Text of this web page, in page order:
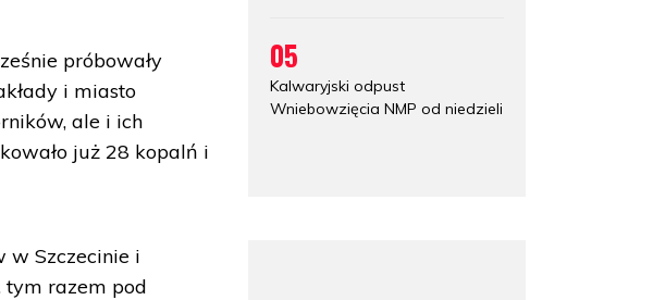
próbowały
i miasto
ale i ich
już 28 kopalń i
w Szczecinie i
tym razem pod
05
Kalwaryjski odpust
Wniebowzięcia NMP od niedzieli